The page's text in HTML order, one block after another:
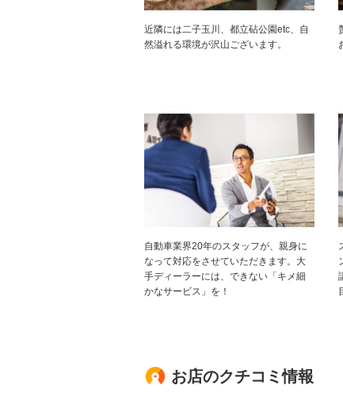
近隣には二子玉川、都立砧公園etc、自
然溢れる環境が沢山ございます。
自動車業界20年のスタッフが、親身に
なって対応をさせていただきます。大
手ディーラーには、できない「キメ細
かなサービス」を！
お店のクチコミ情報